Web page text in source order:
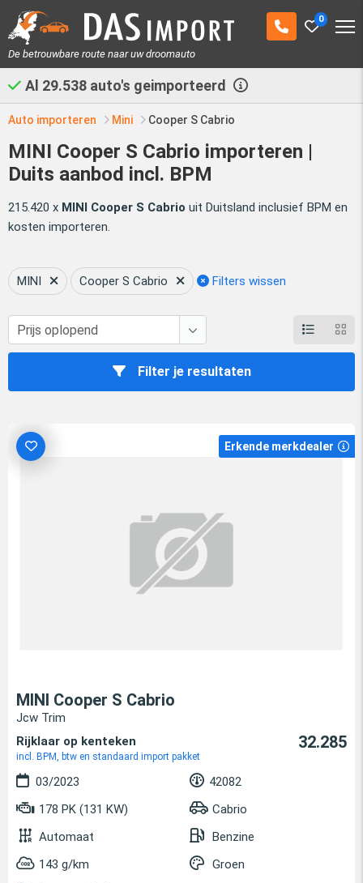
0
De betrouwbare route naar uw droomauto
Al 29.538 auto's geimporteerd
Auto importeren Mini Cooper S Cabrio
MINI Cooper S Cabrio importeren |
Duits aanbod incl. BPM
215.420 x MINI Cooper S Cabrio uit Duitsland inclusief BPM en
kosten importeren.
MINI Cooper S Cabrio Filters wissen
Filter je resultaten
Erkende merkdealer
MINI Cooper S Cabrio
Jcw Trim
Rijklaar op kenteken
incl. BPM, btw en standaard import pakket
32.285
03/2023
42082
178 PK (131 KW)
Cabrio
Automaat
Benzine
143 g/km
Groen